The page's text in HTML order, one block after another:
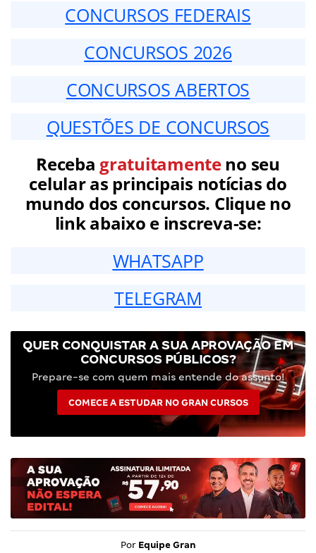
CONCURSOS FEDERAIS
CONCURSOS 2026
CONCURSOS ABERTOS
QUESTÕES DE CONCURSOS
Receba gratuitamenteno seu
celular as principais notícias do
mundo dos concursos. Clique no
link abaixo e inscreva-se:
WHATSAPP
TELEGRAM
QUER CONQUISTAR A SUA APROVAÇÃO EM
CONCURSOS PÚBLICOS?
Prepare-se com quem mais entende do assunto!
COMECE A ESTUDAR NO GRAN CURSOS
Por Equipe Gran